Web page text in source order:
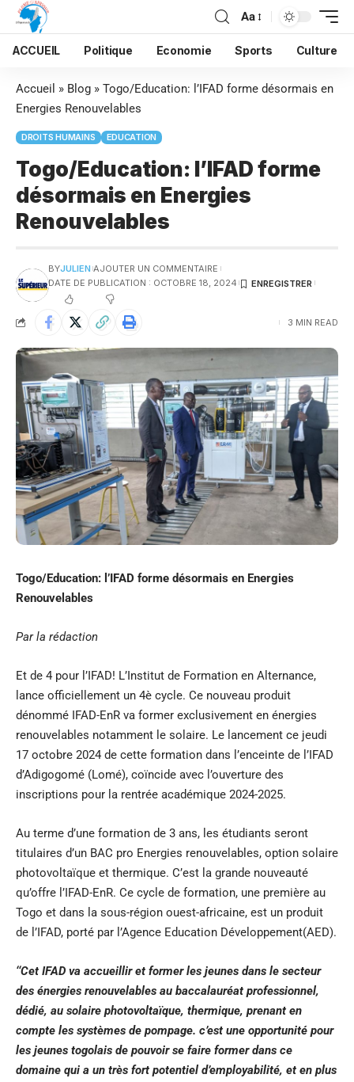
Aa
ACCUEIL Politique Economie Sports Culture
Accueil » Blog » Togo/Education: l’IFAD forme désormais en
Energies Renouvelables
DROITS HUMAINS EDUCATION
Togo/Education: l’IFAD forme
désormais en Energies
Renouvelables
BYJULIEN AJOUTER UN COMMENTAIRE
DATE DE PUBLICATION : OCTOBRE 18, 2024
3 MIN READ
Togo/Education: l’IFAD forme désormais en Energies
Renouvelables
Par la rédaction
Et de 4 pour l’IFAD! L’Institut de Formation en Alternance,
lance officiellement un 4è cycle. Ce nouveau produit
dénommé IFAD-EnR va former exclusivement en énergies
renouvelables notamment le solaire. Le lancement ce jeudi
17 octobre 2024 de cette formation dans l’enceinte de l’IFAD
d’Adigogomé (Lomé), coïncide avec l’ouverture des
inscriptions pour la rentrée académique 2024-2025.
Au terme d’une formation de 3 ans, les étudiants seront
titulaires d’un BAC pro Energies renouvelables, option solaire
photovoltaïque et thermique. C’est la grande nouveauté
qu’offre l’IFAD-EnR. Ce cycle de formation, une première au
Togo et dans la sous-région ouest-africaine, est un produit
de l’IFAD, porté par l’Agence Education Développement(AED).
‘‘Cet IFAD va accueillir et former les jeunes dans le secteur
des énergies renouvelables au baccalauréat professionnel,
dédié, au solaire photovoltaïque, thermique, prenant en
compte les systèmes de pompage. c’est une opportunité pour
les jeunes togolais de pouvoir se faire former dans ce
domaine qui a un très fort potentiel d’employabilité, et en plus